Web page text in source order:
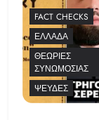
FACT CHECKS
ΕΛΛΆΔΑ
ΘΕΩΡΊΕΣ
ΣΥΝΩΜΟΣΊΑΣ
ΨΕΥΔΈΣ